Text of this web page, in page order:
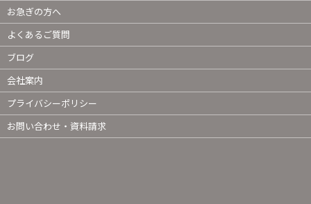
お急ぎの方へ
よくあるご質問
ブログ
会社案内
プライバシーポリシー
お問い合わせ・資料請求